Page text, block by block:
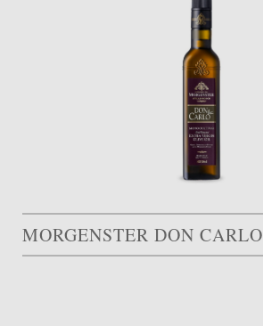
MORGENSTER DON CARLO